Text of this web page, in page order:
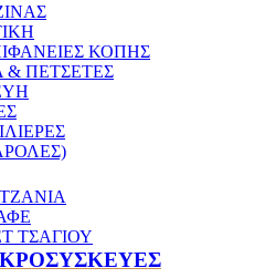
ΚΟΠΗΣ
& ΠΕΤΣΕΤΕΣ
ΤΣΑΓΙΟΥ